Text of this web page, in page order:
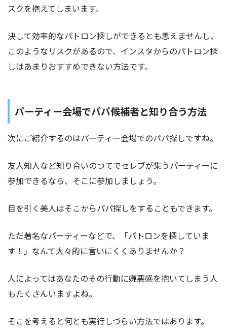
スクを抱えてしまいます。
決して効率的なパトロン探しができるとも思えませんし、
このようなリスクがあるので、インスタからのパトロン探
しはあまりおすすめできない方法です。
パーティー会場でパパ候補者と知り合う方法
次にご紹介するのはパーティー会場でのパパ探しですね。
友人知人など知り合いのつてでセレブが集うパーティーに
参加できるなら、そこに参加しましょう。
目を引く美人はそこからパパ探しをすることもできます。
ただ著名なパーティーなどで、「パトロンを探していま
す！」なんて大々的に言いにくくありませんか？
人によってはあなたのその行動に嫌悪感を抱いてしまう人
もたくさんいますよね。
そこを考えると何とも実行しづらい方法ではあります。